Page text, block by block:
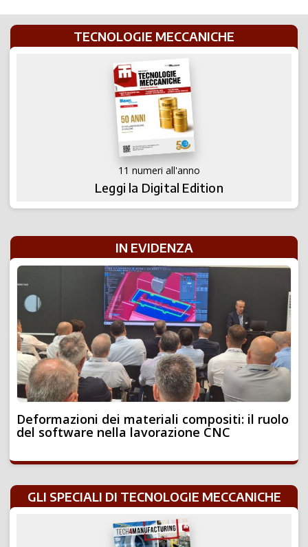
TECNOLOGIE MECCANICHE
11 numeri all'anno
Leggi la Digital Edition
IN EVIDENZA
Deformazioni dei materiali compositi: il ruolo
del software nella lavorazione CNC
GLI SPECIALI DI TECNOLOGIE MECCANICHE